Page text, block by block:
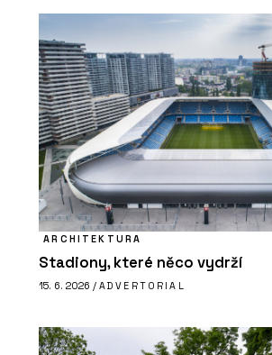
ARCHITEKTURA
Stadiony, které něco vydrží
15. 6. 2026 / ADVERTORIAL